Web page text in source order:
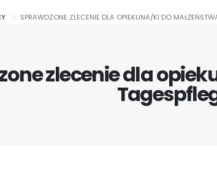
SPRAWDZONE ZLECENIE DLA OPIEKUNA/KI DO
zlecenie dla